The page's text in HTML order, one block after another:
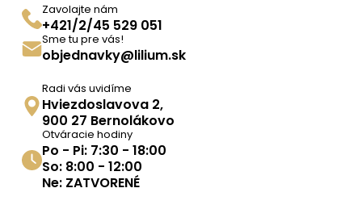
Zavolajte nám
+421/2/45 529 051
Sme tu pre vás!
objednavky@lilium.sk
Radi vás uvidíme
Hviezdoslavova 2,
900 27 Bernolákovo
Otváracie hodiny
Po - Pi: 7:30 - 18:00
So: 8:00 - 12:00
Ne: ZATVORENÉ